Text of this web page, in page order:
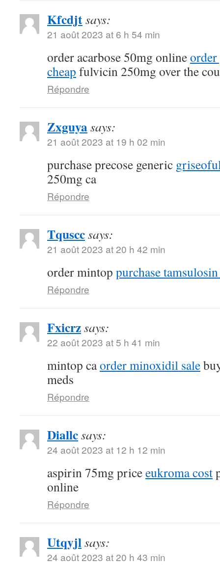
Kfcdjtsays:
21 août 2023 at 6 h 54 min
order acarbose 50mg online
cheap fulvicin 250mg over the
Répondre
Zxguyasays:
21 août 2023 at 19 h 02 min
purchase precose generic
250mg ca
Répondre
Tqusccsays:
21 août 2023 at 20 h 42 min
order mintop purchase
Répondre
Fxicrzsays:
22 août 2023 at 5 h 41 min
mintop caorder minoxidil sale
meds
Répondre
Diallcsays:
24 août 2023 at 12 h 12 min
aspirin 75mg priceeukroma cost
online
Répondre
Utqyjlsays:
24 août 2023 at 20 h 43 min